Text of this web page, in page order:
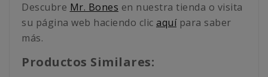
Descubre Mr. Bones en nuestra tienda o visita
su página web haciendo clic aquípara saber
más.
Productos Similares: